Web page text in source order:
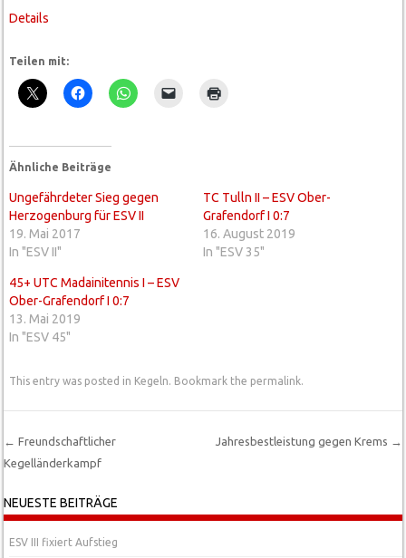
Details
Teilen mit:
Ähnliche Beiträge
Ungefährdeter Sieg gegen
Herzogenburg für ESV II
19. Mai 2017
In "ESV II"
TC Tulln II – ESV Ober-
Grafendorf I 0:7
16. August 2019
In "ESV 35"
45+ UTC Madainitennis I – ESV
Ober-Grafendorf I 0:7
13. Mai 2019
In "ESV 45"
This entry was posted in Kegeln. Bookmark the permalink.
Post navigation
← Freundschaftlicher
Kegelländerkampf
Jahresbestleistung gegen Krems →
NEUESTE BEITRÄGE
ESV III fixiert Aufstieg